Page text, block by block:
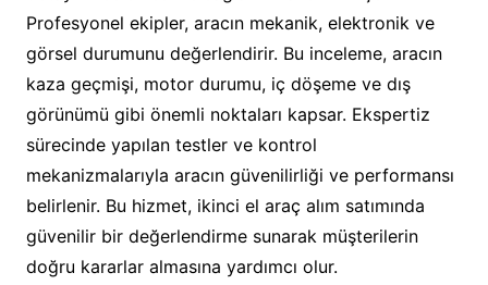
Profesyonel ekipler, aracın mekanik, elektronik ve
görsel durumunu değerlendirir. Bu inceleme, aracın
kaza geçmişi, motor durumu, iç döşeme ve dış
görünümü gibi önemli noktaları kapsar. Ekspertiz
sürecinde yapılan testler ve kontrol
mekanizmalarıyla aracın güvenilirliği ve performansı
belirlenir. Bu hizmet, ikinci el araç alım satımında
güvenilir bir değerlendirme sunarak müşterilerin
doğru kararlar almasına yardımcı olur.